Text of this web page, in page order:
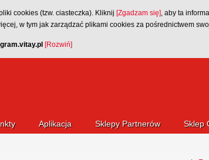
cookies (tzw. ciasteczka). Kliknij [Zgadzam się], aby ta
w tym jak zarządzać plikami cookies za pośrednictwem
[Rozwiń]
Aplikacja Sklepy Partnerów Sklep